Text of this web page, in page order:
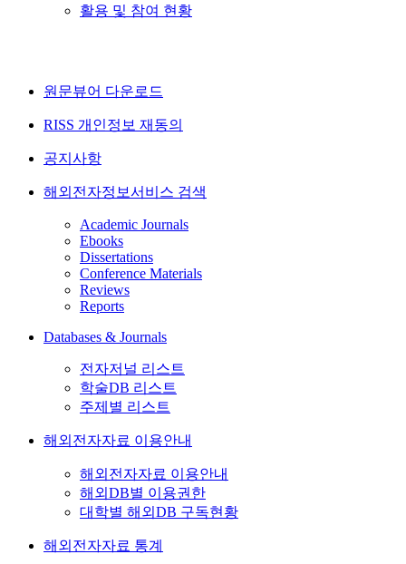
활용 및 참여 현황
원문뷰어 다운로드
RISS 개인정보 재동의
공지사항
해외전자정보서비스 검색
Academic Journals
Ebooks
Dissertations
Conference Materials
Reviews
Reports
Databases & Journals
전자저널 리스트
학술DB 리스트
주제별 리스트
해외전자자료 이용안내
해외전자자료 이용안내
해외DB별 이용권한
대학별 해외DB 구독현황
해외전자자료 통계